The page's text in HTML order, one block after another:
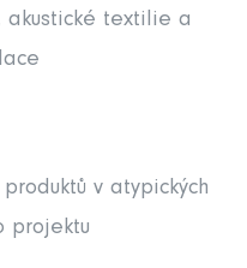
akustické textilie a
v atypických
projektu